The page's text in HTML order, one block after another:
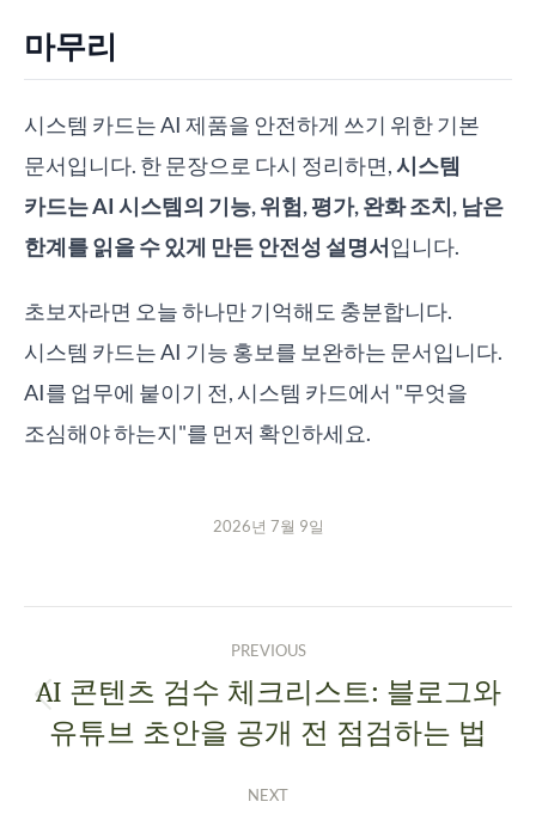
마무리
시스템 카드는 AI 제품을 안전하게 쓰기 위한 기본
문서입니다. 한 문장으로 다시 정리하면,시스템
카드는 AI 시스템의 기능, 위험, 평가, 완화 조치, 남은
한계를 읽을 수 있게 만든 안전성 설명서입니다.
초보자라면 오늘 하나만 기억해도 충분합니다.
시스템 카드는 AI 기능 홍보를 보완하는 문서입니다.
AI를 업무에 붙이기 전, 시스템 카드에서 "무엇을
조심해야 하는지"를 먼저 확인하세요.
2026년 7월 9일
PREVIOUS
AI 콘텐츠 검수 체크리스트: 블로그와
유튜브 초안을 공개 전 점검하는 법
NEXT